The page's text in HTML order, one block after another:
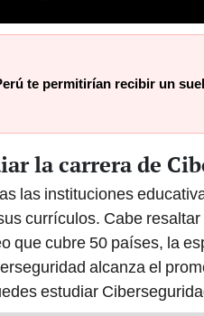
te permitirían recibir un
la carrera de
las instituciones
currículos. Cabe
que cubre 50 países, la
alcanza el
estudiar